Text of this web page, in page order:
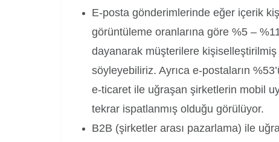
E-posta gönderimlerinde eğer içerik
görüntüleme oranlarına göre %5 –
dayanarak müşterilere
söyleyebiliriz. Ayrıca e-postaların
e-ticaret ile uğraşan şirketlerin mobil
tekrar ispatlanmış olduğu görülüyor.
B2B (şirketler arası pazarlama) ile